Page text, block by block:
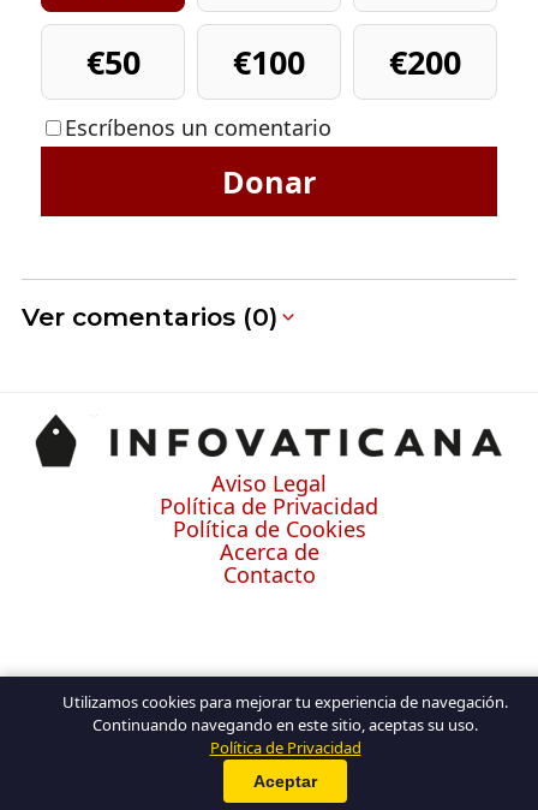
€50
€100 €200
Escríbenos un comentario
Donar
Ver comentarios (0)
Aviso Legal
Política de Privacidad
Política de Cookies
Acerca de
Contacto
Utilizamos cookies para mejorar tu experiencia de navegación.
Continuando navegando en este sitio, aceptas su uso.
Política de Privacidad
Aceptar